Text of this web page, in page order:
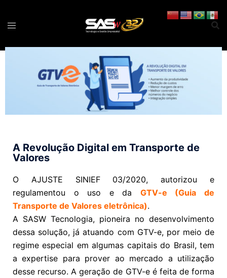
A Revolução Digital em Transporte de
Valores
O AJUSTE SINIEF 03/2020, autorizou e
regulamentou o uso e da GTV-e (Guia de
Transporte de Valores eletrônica).
A SASW Tecnologia, pioneira no desenvolvimento
dessa solução, já atuando com GTV-e, por meio de
regime especial em algumas capitais do Brasil, tem
a expertise para prover ao mercado a utilização
desse recurso. A geração de GTV-e é feita de forma